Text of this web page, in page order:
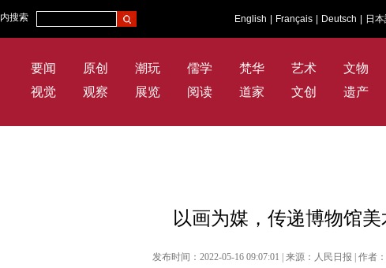
搜索 English Français Deutsch 日
要闻 原创 潮玩 儒学 梵华 艺术 文物
视觉
观察 展览 阅读 道家 文创 遗产
以画为媒，传递博物馆
发布时间：2022-05-16 09:07:01 | 来源：人民日报 | 作者